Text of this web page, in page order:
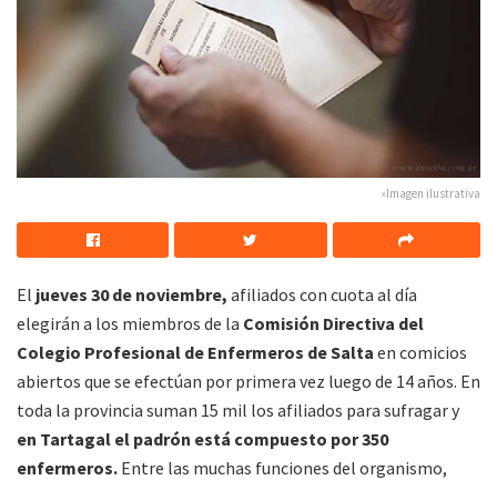
»Imagen ilustrativa
El jueves 30 de noviembre, afiliados con cuota al día
elegirán a los miembros de la Comisión Directiva del
Colegio Profesional de Enfermeros de Salta en comicios
abiertos que se efectúan por primera vez luego de 14 años. En
toda la provincia suman 15 mil los afiliados para sufragar y
en Tartagal el padrón está compuesto por 350
enfermeros. Entre las muchas funciones del organismo,